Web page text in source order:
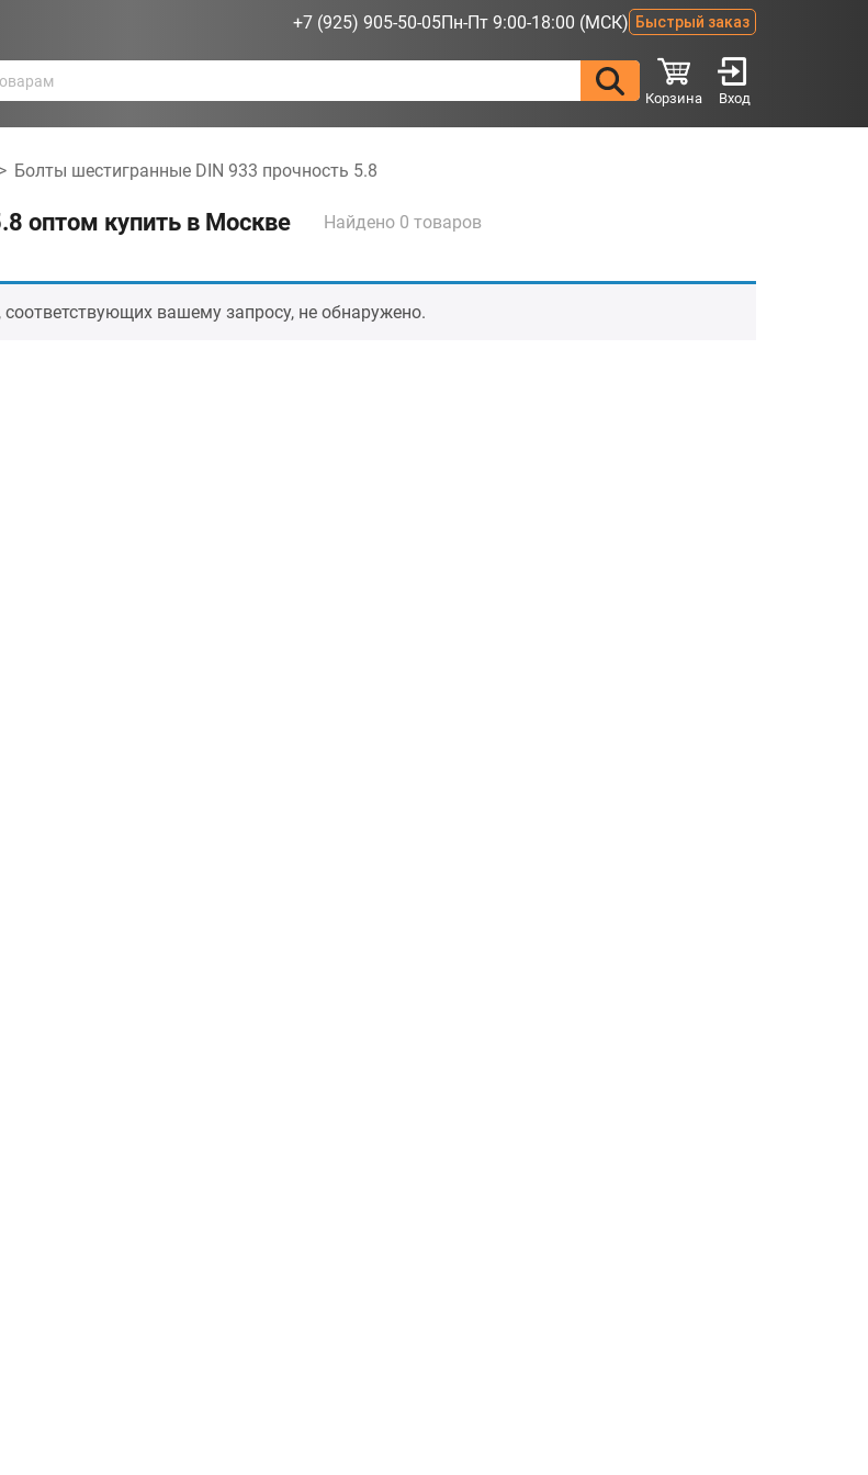
+7 (925) 905-50-05Пн-Пт 9:00-18:00 (МСК) Быстрый заказ
Корзина Вход
> Болты шестигранные DIN 933 прочность 5.8
оптом купить в Москве Найдено 0 товаров
соответствующих вашему запросу, не обнаружено.